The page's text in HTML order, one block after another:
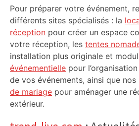
Pour préparer votre événement,
différents sites spécialisés : la
réception pour créer un espace
votre réception, les tentes
installation plus originale et
événementielle pour
de vos événements, ainsi que
de mariage pour aménager une
extérieur.